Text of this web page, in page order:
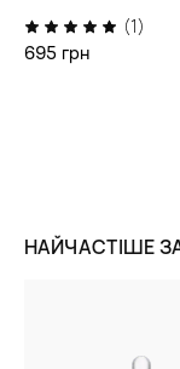
(1)
695 грн
НАЙЧАСТІШЕ